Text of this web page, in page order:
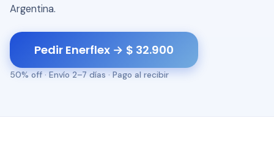
Argentina.
Pedir Enerflex → $ 32.900
50% off · Envío 2–7 días · Pago al recibir